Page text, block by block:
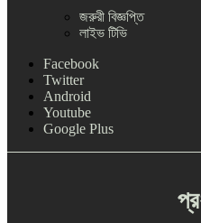
জরুরী বিজ্ঞপ্তি
লাইভ টিভি
Facebook
Twitter
Android
Youtube
Google Plus